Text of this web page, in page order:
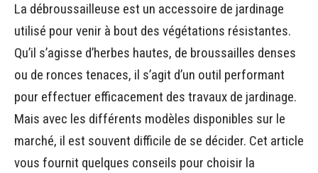
La débroussailleuse est un accessoire de jardinage
utilisé pour venir à bout des végétations résistantes.
Qu’il s’agisse d’herbes hautes, de broussailles denses
ou de ronces tenaces, il s’agit d’un outil performant
pour effectuer efficacement des travaux de jardinage.
Mais avec les différents modèles disponibles sur le
marché, il est souvent difficile de se décider. Cet article
vous fournit quelques conseils pour choisir la